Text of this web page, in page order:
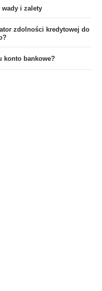
wady i zalety
zdolności kredytowej do
konto bankowe?